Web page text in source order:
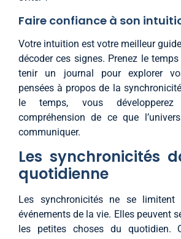
Faire confiance à son
Votre intuition est votre meilleur guide
décoder ces signes. Prenez le
tenir un journal pour explorer
pensées à propos de la
le temps, vous
compréhension de ce que
communiquer.
Les synchronicités
quotidienne
Les synchronicités ne se
événements de la vie. Elles peuvent
les petites choses du quotidien.